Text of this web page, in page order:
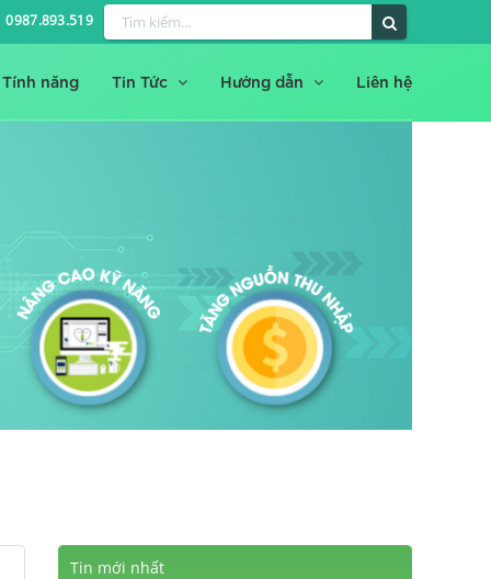
Tính năng Tin Tức Hướng dẫn Liên hệ
Tin mới nhất